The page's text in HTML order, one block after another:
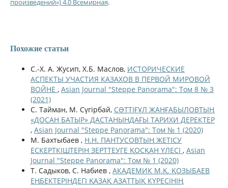
произведений») 4.0 Всемирная.
Похожие статьи
С.-Х. А. Жусип, Х.Б. Маслов, ИСТОРИЧЕСКИЕ
АСПЕКТЫ УЧАСТИЯ КАЗАХОВ В ПЕРВОЙ МИРОВОЙ
ВОЙНЕ , Asian Journal "Steppe Panorama": Том 8 № 3
(2021)
С. Тайман, М. Сүгірбай, СƏТТІҒҰЛ ЖАНҒАБЫЛОВТЫҢ
«ДОСАН БАТЫР» ДАСТАНЫНДАҒЫ ТАРИХИ ДЕРЕКТЕР
, Asian Journal "Steppe Panorama": Том № 1 (2020)
М. Бахтыбаев , Н.Н. ПАНТУСОВТЫҢ ЖЕТІСУ
ЕСКЕРТКІШТЕРІН ЗЕРТТЕУГЕ ҚОСҚАН ҮЛЕСІ , Asian
Journal "Steppe Panorama": Том № 1 (2020)
Т. Садыков, С. Набиев , АКАДЕМИК М.Қ. ҚОЗЫБАЕВ
ЕҢБЕКТЕРІНДЕГІ ҚАЗАҚ АЗАТТЫҚ КҮРЕСІНІҢ